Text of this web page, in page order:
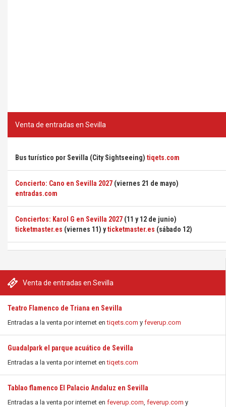
Venta de entradas en Sevilla
Teatro Flamenco de Triana en Sevilla
Entradas a la venta por internet entiqets.com y feverup.com
Guadalpark el parque acuático de Sevilla
Entradas a la venta por internet entiqets.com
Tablao flamenco El Palacio Andaluz en Sevilla
Entradas a la venta por internet en feverup.com, feverup.com y
Venta de entradas en Sevilla
Bus turístico por Sevilla (City Sightseeing) tiqets.com
Concierto: Cano en Sevilla 2027 (viernes 21 de mayo)
entradas.com
Conciertos: Karol G en Sevilla 2027 (11 y 12 de junio)
ticketmaster.es (viernes 11) yticketmaster.es (sábado 12)